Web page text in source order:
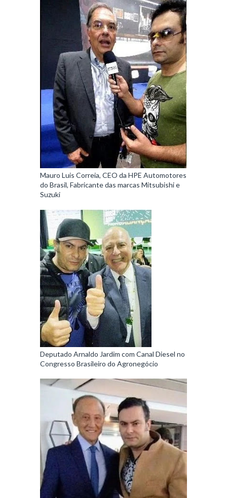
Mauro Luis Correia, CEO da HPE Automotores
do Brasil, Fabricante das marcas Mitsubishi e
Suzuki
Deputado Arnaldo Jardim com Canal Diesel no
Congresso Brasileiro do Agronegócio